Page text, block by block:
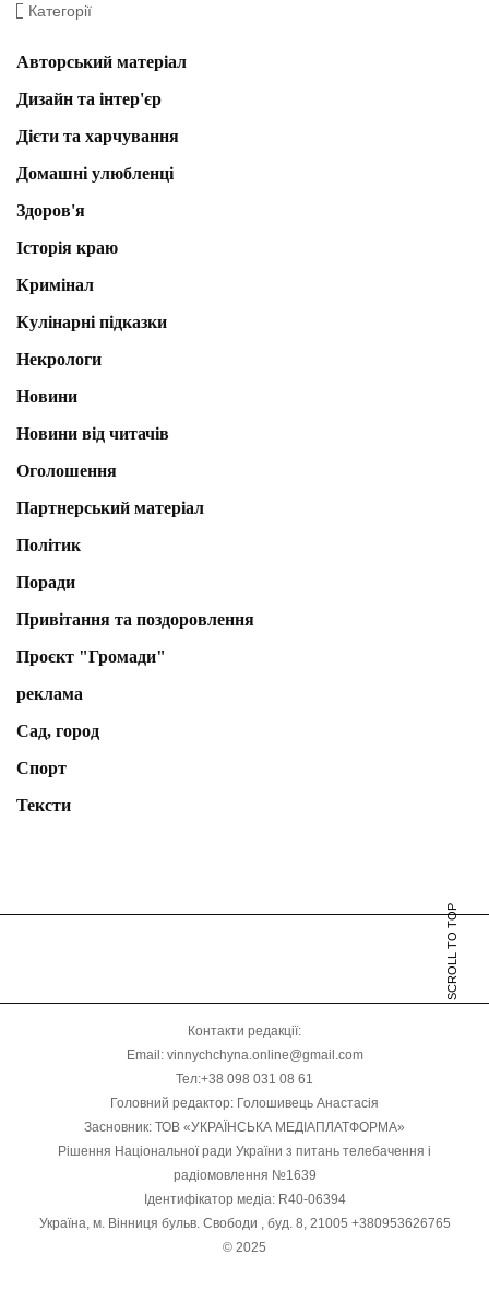
Категорії
Авторський матеріал
Дизайн та інтер'єр
Дієти та харчування
Домашні улюбленці
Здоров'я
Історія краю
Кримінал
Кулінарні підказки
Некрологи
Новини
Новини від читачів
Оголошення
Партнерський матеріал
Політик
Поради
Привітання та поздоровлення
Проєкт "Громади"
реклама
Сад, город
Спорт
Тексти
SCROLL TO TOP
Контакти редакції:
Email: vinnychchyna.online@gmail.com
Тел:+38 098 031 08 61
Головний редактор: Голошивець Анастасія
Засновник: ТОВ «УКРАЇНСЬКА МЕДІАПЛАТФОРМА»
Рішення Національної ради України з питань телебачення і
радіомовлення №1639
Ідентифікатор медіа: R40-06394
Україна, м. Вінниця бульв. Свободи , буд. 8, 21005 +380953626765
© 2025